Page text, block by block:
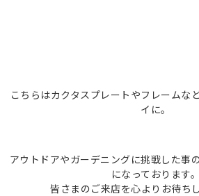
こちらはカクタスプレートやフレームな
イに。
アウトドアやガーデニングに挑戦した事
になっております。
皆さまのご来店を心よりお待ち